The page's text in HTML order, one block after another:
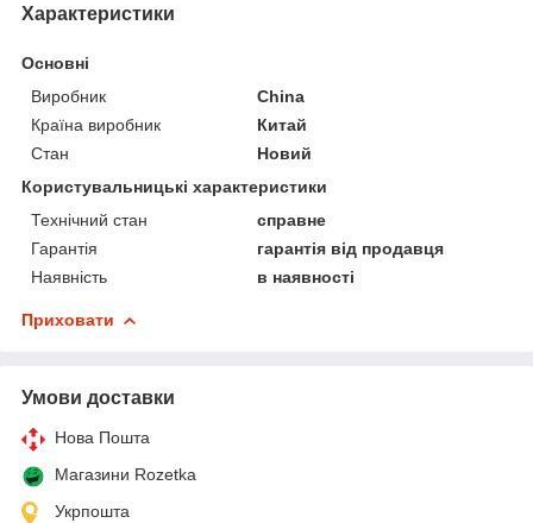
Характеристики
Основні
Виробник
China
Країна виробник
Китай
Стан
Новий
Користувальницькі характеристики
Технічний стан
справне
Гарантія
гарантія від продавця
Наявність
в наявності
Приховати
Умови доставки
Нова Пошта
Магазини Rozetka
Укрпошта